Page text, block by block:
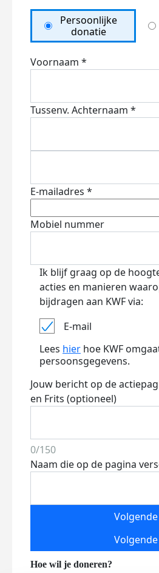
Persoonlijke
donatie
Voornaam *
Tussenv. Achternaam *
E-mailadres *
Mobiel nummer
Ik blijf graag op de
acties en manieren
bijdragen aan KWF via:
E-mail
Lees hier hoe KWF
persoonsgegevens.
Jouw bericht op de
en Frits (optioneel)
0/150
Naam die op de pagina
Volgende
Volgende